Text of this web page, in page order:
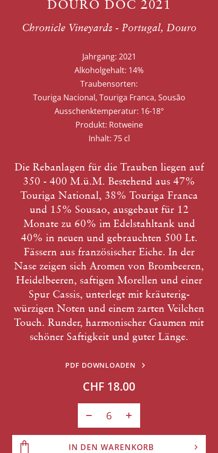
DOURO DOC 2021
Chronicle Vineyards - Portugal, Douro
Jahrgang: 2021
Alkoholgehalt: 14%
Traubensorten:
Touriga Nacional, Touriga Franca, Sousão
Ausschenktemperatur: 16-18°
Produkt: Rotweine
Inhalt: 75 cl
Die Rebanlagen für die Trauben liegen auf
350 - 400 M.ü.M. Bestehend aus 47%
Touriga National, 38% Touriga Franca
und 15% Sousao, ausgebaut für 12
Monate zu 60% im Edelstahltank und
40% in neuen und gebrauchten 500 Lt.
Fässern aus französischer Eiche. In der
Nase zeigen sich Aromen von Brombeeren,
Heidelbeeren, saftigen Morellen und einer
Spur Cassis, unterlegt mit kräuterig-
würzigen Noten und einem zarten Veilchen
Touch. Runder, harmonischer Gaumen mit
schöner Saftigkeit und guter Länge.
PDF DOWNLOADEN
CHF 18.00
IN DEN WARENKORB